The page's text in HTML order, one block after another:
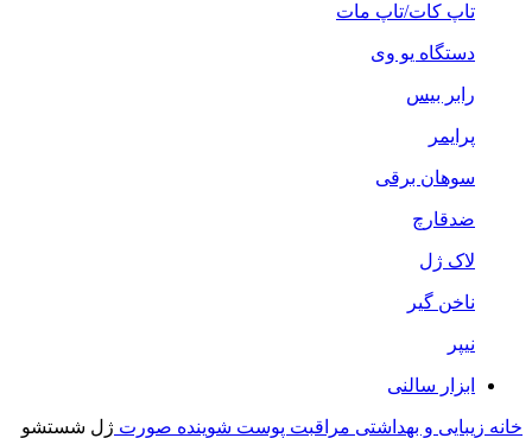
تاپ کات/تاپ مات
دستگاه یو وی
رابر بیس
پرایمر
سوهان برقی
ضدقارچ
لاک ژل
ناخن گیر
نیپر
ابزار سالنی
خانه زیبایی و بهداشتی مراقبت پوست شوینده صورت ژل شستشو